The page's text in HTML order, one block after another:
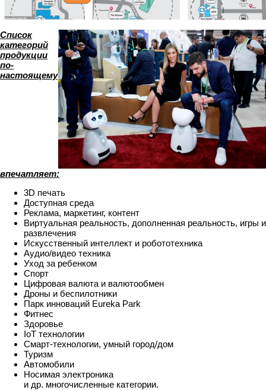
Список
категорий
продукции
по-
настоящему
впечатляет:
3D печать
Доступная среда
Реклама, маркетинг, контент
Виртуальная реальность, дополненная реальность, игры и
развлечения
Искусственный интеллект и робототехника
Аудио/видео техника
Уход за ребенком
Спорт
Цифровая валюта и валютообмен
Дроны и беспилотники
Парк инноваций Eureka Park
Фитнес
Здоровье
IoT технологии
Смарт-технологии, умный город/дом
Туризм
Автомобили
Носимая электроника
и др. многочисленные категории.